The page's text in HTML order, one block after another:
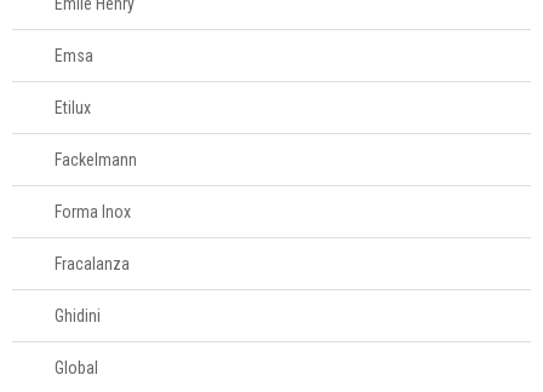
Tesouras de
alimentos
Acessórios para
organizar
Acessórios para
servir
Churrasco
Linha infantil
Emsa
Etilux
Fackelmann
Forma Inox
Fracalanza
Ghidini
Global